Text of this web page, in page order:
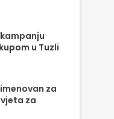
kampanju
u Tuzli
za
za